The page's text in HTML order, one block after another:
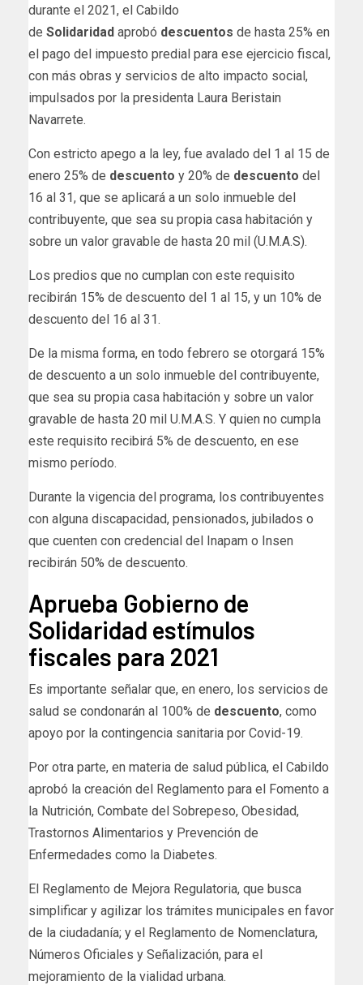
durante el 2021, el Cabildo
de Solidaridad aprobó descuentos de hasta 25% en
el pago del impuesto predial para ese ejercicio fiscal,
con más obras y servicios de alto impacto social,
impulsados por la presidenta Laura Beristain
Navarrete.
Con estricto apego a la ley, fue avalado del 1 al 15 de
enero 25% de descuento y 20% de descuento del
16 al 31, que se aplicará a un solo inmueble del
contribuyente, que sea su propia casa habitación y
sobre un valor gravable de hasta 20 mil (U.M.A.S).
Los predios que no cumplan con este requisito
recibirán 15% de descuento del 1 al 15, y un 10% de
descuento del 16 al 31.
De la misma forma, en todo febrero se otorgará 15%
de descuento a un solo inmueble del contribuyente,
que sea su propia casa habitación y sobre un valor
gravable de hasta 20 mil U.M.A.S. Y quien no cumpla
este requisito recibirá 5% de descuento, en ese
mismo período.
Durante la vigencia del programa, los contribuyentes
con alguna discapacidad, pensionados, jubilados o
que cuenten con credencial del Inapam o Insen
recibirán 50% de descuento.
Aprueba Gobierno de
Solidaridad estímulos
fiscales para 2021
Es importante señalar que, en enero, los servicios de
salud se condonarán al 100% de descuento, como
apoyo por la contingencia sanitaria por Covid-19.
Por otra parte, en materia de salud pública, el Cabildo
aprobó la creación del Reglamento para el Fomento a
la Nutrición, Combate del Sobrepeso, Obesidad,
Trastornos Alimentarios y Prevención de
Enfermedades como la Diabetes.
El Reglamento de Mejora Regulatoria, que busca
simplificar y agilizar los trámites municipales en favor
de la ciudadanía; y el Reglamento de Nomenclatura,
Números Oficiales y Señalización, para el
mejoramiento de la vialidad urbana.